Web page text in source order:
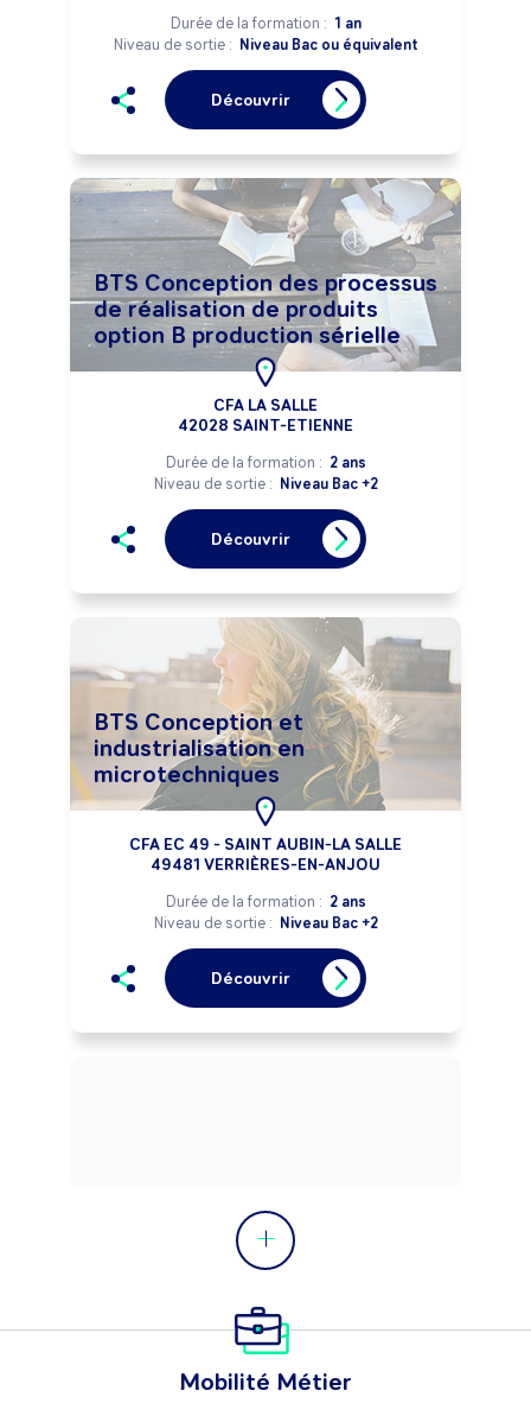
Durée de la formation : 1 an
Niveau de sortie : Niveau Bac ou équivalent
Découvrir
BTS Conception des processus
de réalisation de produits
option B production sérielle
CFA LA SALLE
42028 SAINT-ETIENNE
Durée de la formation : 2 ans
Niveau de sortie : Niveau Bac +2
Découvrir
BTS Conception et
industrialisation en
microtechniques
CFA EC 49 - SAINT AUBIN-LA SALLE
49481 VERRIÈRES-EN-ANJOU
Durée de la formation : 2 ans
Niveau de sortie : Niveau Bac +2
Découvrir
Mobilité Métier